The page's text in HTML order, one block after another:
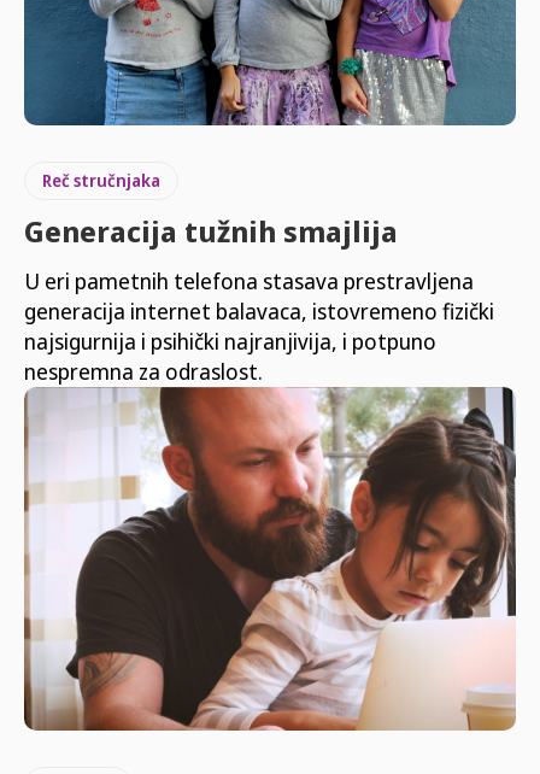
Reč stručnjaka
Generacija tužnih smajlija
U eri pametnih telefona stasava prestravljena
generacija internet balavaca, istovremeno fizički
najsigurnija i psihički najranjivija, i potpuno
nespremna za odraslost.